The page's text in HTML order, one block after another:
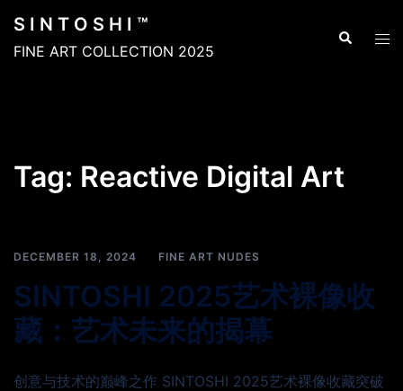
content
S I N T O S H I ™
FINE ART COLLECTION 2025
Search
Tag: Reactive Digital Art
DECEMBER 18, 2024 FINE ART NUDES
SINTOSHI 2025艺术裸像收
藏：艺术未来的揭幕
创意与技术的巅峰之作 SINTOSHI 2025艺术裸像收藏突破